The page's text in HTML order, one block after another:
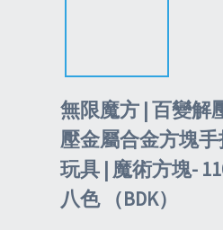
無限魔方 | 百變解
壓金屬合金方塊
玩具 | 魔術方塊-
八色 （BDK）